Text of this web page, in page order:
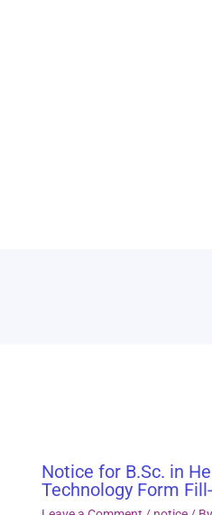
Notice for B.Sc. in
Technology Form